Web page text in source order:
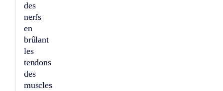
des
nerfs
en
brûlant
les
tendons
des
muscles